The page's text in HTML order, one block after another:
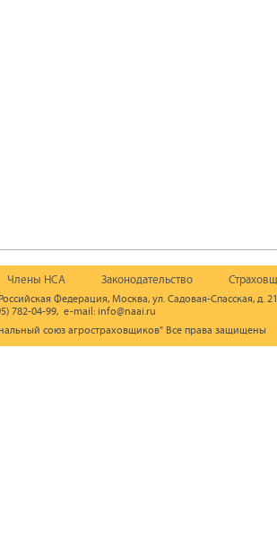
Члены НСА Законодательство
Федерация, Москва, ул. Садовая-Спасская, д.
782-04-99, e-mail: info@naai.ru
союз агростраховщиков" Все права защищены